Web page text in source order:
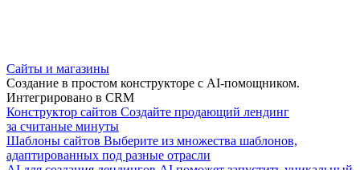
Сайты и магазины
Создание в простом конструкторе с AI-помощником.
Интегрировано в CRM
Конструктор сайтов Создайте продающий лендинг
за считаные минуты
Шаблоны сайтов Выберите из множества шаблонов,
адаптированных под разные отрасли